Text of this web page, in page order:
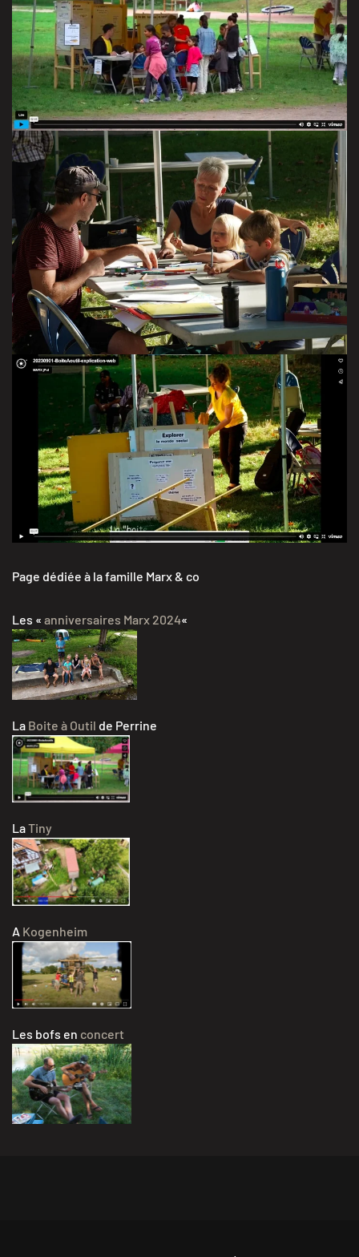
Une semaine à Koenigshoffen
VOIR LA VIDÉO
Version famille avec Elya, Jolhan, mami Danièle, Alexis,
Camille
VISITER LA GALERIE
Interview de Perrine le 2 septembre 2023
VIDÉO
Page dédiée à la famille Marx & co
Les « anniversaires Marx 2024«
La Boite à Outil de Perrine
LaTiny
A Kogenheim
Les bofs en concert